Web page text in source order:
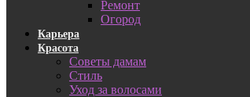
Ремонт
Огород
Карьера
Красота
Советы дамам
Стиль
Уход за волосами